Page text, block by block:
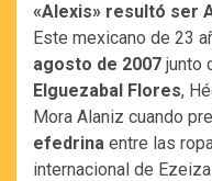
«Alexis» resultó ser
Este mexicano de 23
agosto de 2007 junto
Elguezabal Flores,
Mora Alaniz cuando
efedrina entre las
internacional de